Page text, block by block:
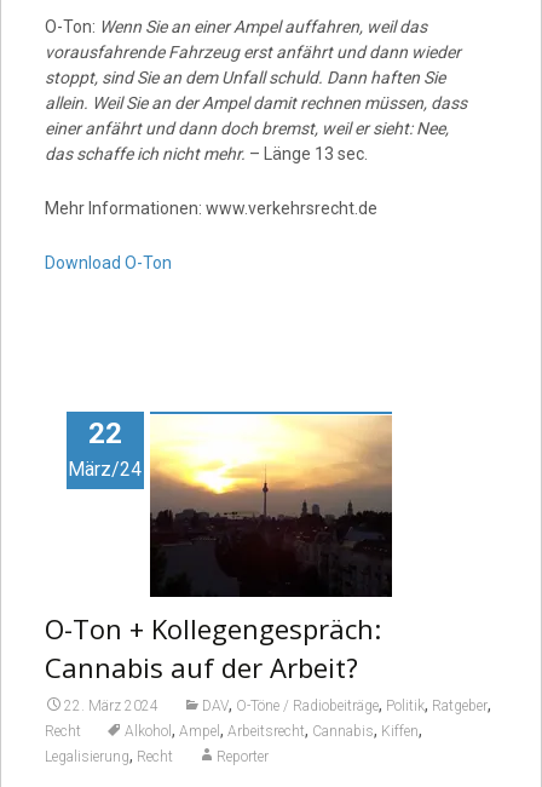
O-Ton: Wenn Sie an einer Ampel auffahren, weil das
vorausfahrende Fahrzeug erst anfährt und dann wieder
stoppt, sind Sie an dem Unfall schuld. Dann haften Sie
allein. Weil Sie an der Ampel damit rechnen müssen, dass
einer anfährt und dann doch bremst, weil er sieht: Nee,
das schaffe ich nicht mehr. – Länge 13 sec.
Mehr Informationen: www.verkehrsrecht.de
Download O-Ton
22
März/24
O-Ton + Kollegengespräch:
Cannabis auf der Arbeit?
22. März 2024 DAV, O-Töne / Radiobeiträge, Politik, Ratgeber,
Recht Alkohol , Ampel , Arbeitsrecht, Cannabis, Kiffen,
Legalisierung, Recht Reporter